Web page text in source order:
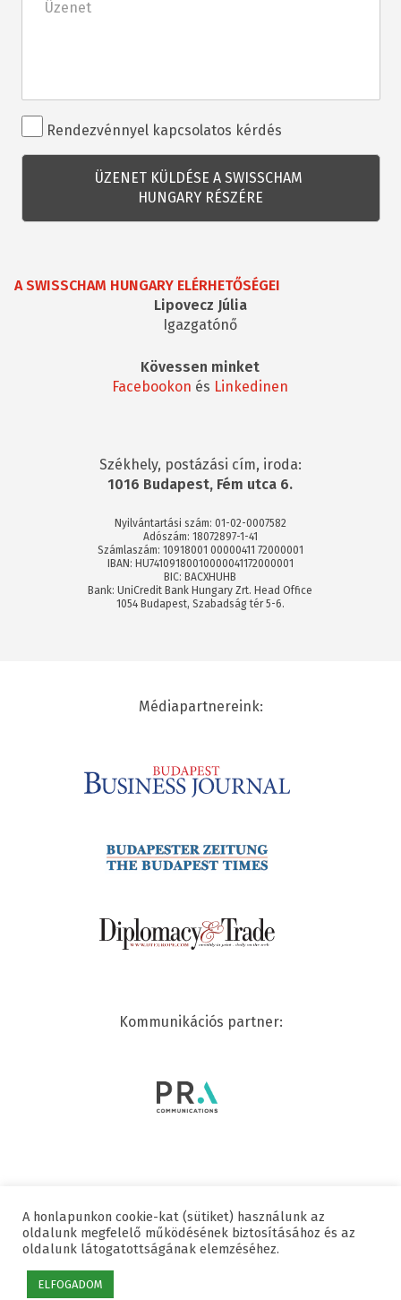
Rendezvénnyel
kapcsolatos
kérdés
Rendezvénnyel kapcsolatos kérdés
A SWISSCHAM HUNGARY ELÉRHETŐSÉGEI
Lipovecz Júlia
Igazgatónő
Kövessen minket
Facebookon és Linkedinen
Székhely, postázási cím, iroda:
1016 Budapest, Fém utca 6.
Nyilvántartási szám: 01-02-0007582
Adószám: 18072897-1-41
Számlaszám: 10918001 00000411 72000001
IBAN: HU74109180010000041172000001
BIC: BACXHUHB
Bank: UniCredit Bank Hungary Zrt. Head Office
1054 Budapest, Szabadság tér 5-6.
Médiapartnereink:
Kommunikációs partner:
© 2020 SWISSCHAM | MINDEN JOG FENNTARTVA
Hasznos linkek
Adatvédelmi nyilatkozat
A honlapunkon cookie-kat (sütiket) használunk az
oldalunk megfelelő működésének biztosításához és az
oldalunk látogatottságának elemzéséhez.
ELFOGADOM